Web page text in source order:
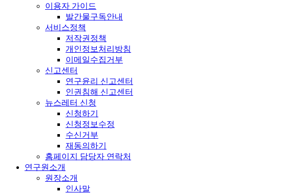
이용자 가이드
발간물구독안내
서비스정책
저작권정책
개인정보처리방침
이메일수집거부
신고센터
연구윤리 신고센터
인권침해 신고센터
뉴스레터 신청
신청하기
신청정보수정
수신거부
재동의하기
홈페이지 담당자 연락처
연구원소개
원장소개
인사말